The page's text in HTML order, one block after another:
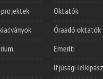
Oktatók
Óraadó oktatók
Emeriti
Ifjúsági